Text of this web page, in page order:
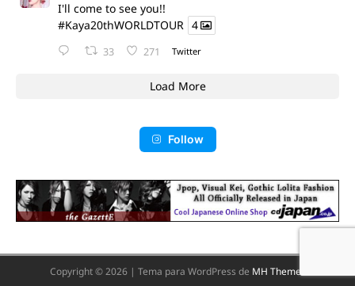
I'll come to see you!!
#Kaya20thWORLDTOUR 4
33 271 Twitter
Load More
Follow
Copyright © 2026 | Tema para WordPress de MH Themes